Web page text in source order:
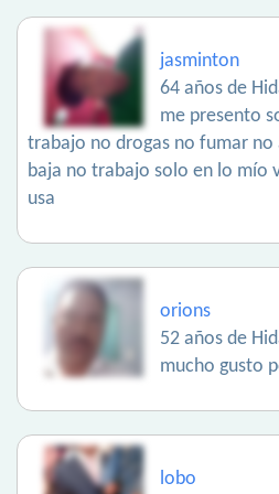
jasminton
64 años de
me presento
trabajo no drogas no fumar
baja no trabajo solo en lo mío
usa
orions
52 años de
mucho gusto
lobo